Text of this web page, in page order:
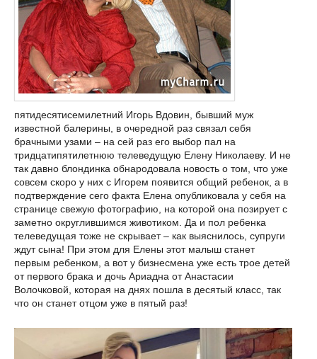
пятидесятисемилетний Игорь Вдовин, бывший муж
известной балерины, в очередной раз связал себя
брачными узами – на сей раз его выбор пал на
тридцатипятилетнюю телеведущую Елену Николаеву. И не
так давно блондинка обнародовала новость о том, что уже
совсем скоро у них с Игорем появится общий ребенок, а в
подтверждение сего факта Елена опубликовала у себя на
странице свежую фотографию, на которой она позирует с
заметно округлившимся животиком. Да и пол ребенка
телеведущая тоже не скрывает – как выяснилось, супруги
ждут сына! При этом для Елены этот малыш станет
первым ребенком, а вот у бизнесмена уже есть трое детей
от первого брака и дочь Ариадна от Анастасии
Волочковой, которая на днях пошла в десятый класс, так
что он станет отцом уже в пятый раз!